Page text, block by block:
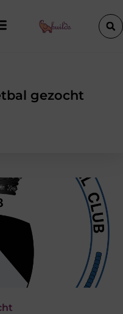
gezocht